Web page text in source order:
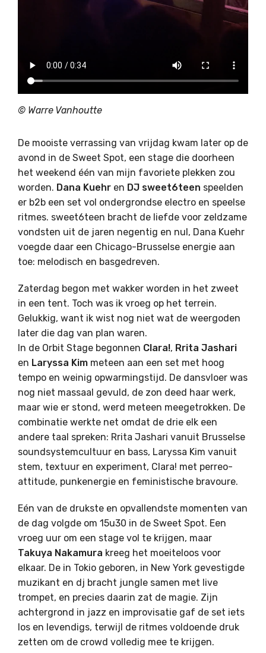
© Warre Vanhoutte
De mooiste verrassing van vrijdag kwam later op de
avond in de Sweet Spot, een stage die doorheen
het weekend één van mijn favoriete plekken zou
worden. Dana Kuehr en DJ sweet6teen speelden
er b2b een set vol ondergrondse electro en speelse
ritmes. sweet6teen bracht de liefde voor zeldzame
vondsten uit de jaren negentig en nul, Dana Kuehr
voegde daar een Chicago-Brusselse energie aan
toe: melodisch en basgedreven.
Zaterdag begon met wakker worden in het zweet
in een tent. Toch was ik vroeg op het terrein.
Gelukkig, want ik wist nog niet wat de weergoden
later die dag van plan waren.
In de Orbit Stage begonnen Clara!, Rrita Jashari
en Laryssa Kim meteen aan een set met hoog
tempo en weinig opwarmingstijd. De dansvloer was
nog niet massaal gevuld, de zon deed haar werk,
maar wie er stond, werd meteen meegetrokken. De
combinatie werkte net omdat de drie elk een
andere taal spreken: Rrita Jashari vanuit Brusselse
soundsystemcultuur en bass, Laryssa Kim vanuit
stem, textuur en experiment, Clara! met perreo-
attitude, punkenergie en feministische bravoure.
Eén van de drukste en opvallendste momenten van
de dag volgde om 15u30 in de Sweet Spot. Een
vroeg uur om een stage vol te krijgen, maar
Takuya Nakamura kreeg het moeiteloos voor
elkaar. De in Tokio geboren, in New York gevestigde
muzikant en dj bracht jungle samen met live
trompet, en precies daarin zat de magie. Zijn
achtergrond in jazz en improvisatie gaf de set iets
los en levendigs, terwijl de ritmes voldoende druk
zetten om de crowd volledig mee te krijgen.